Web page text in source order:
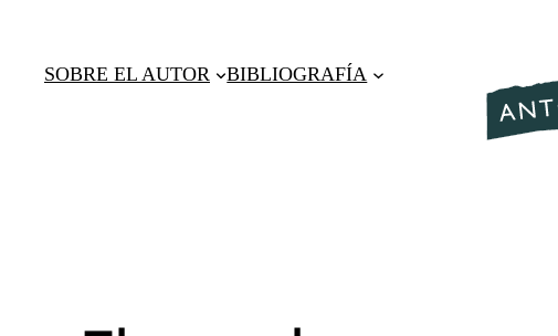
contenido
SOBRE EL AUTOR BIBLIOGRAFÍA